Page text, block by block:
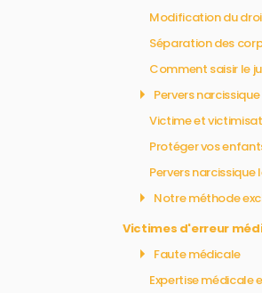
Modification du
Séparation des
Comment saisir le
Pervers narcissique
Victime et
Protéger vos
Pervers
Notre méthode
Victimes d'erreur
Faute médicale
Expertise médicale